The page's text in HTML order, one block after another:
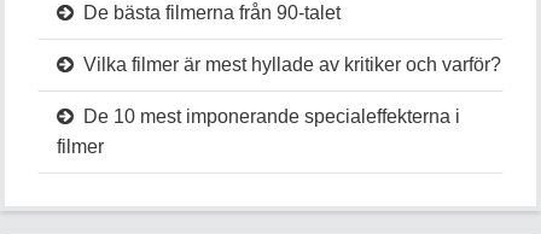
De bästa filmerna från 90-talet
Vilka filmer är mest hyllade av kritiker och varför?
De 10 mest imponerande specialeffekterna i
filmer